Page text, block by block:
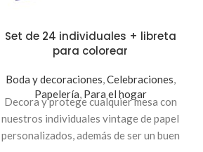
Set de 24 individuales + libreta
para colorear
Boda y decoraciones,Celebraciones,
Papelería, Para el hogar
Decora y protege cualquier mesa con
nuestros individuales vintage de papel
personalizados, además de ser un buen